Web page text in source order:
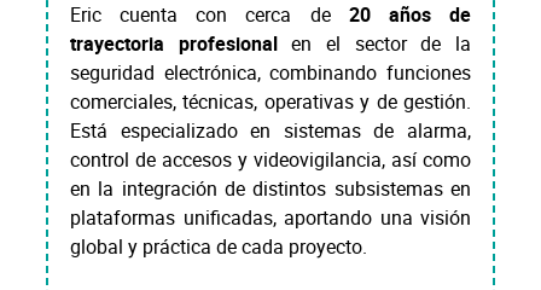
Eric cuenta con cerca de 20 años de
trayectoria profesionalen el sector de la
seguridad electrónica, combinando funciones
comerciales, técnicas, operativas y de gestión.
Está especializado en sistemas de alarma,
control de accesos y videovigilancia, así como
en la integración de distintos subsistemas en
plataformas unificadas, aportando una visión
global y práctica de cada proyecto.